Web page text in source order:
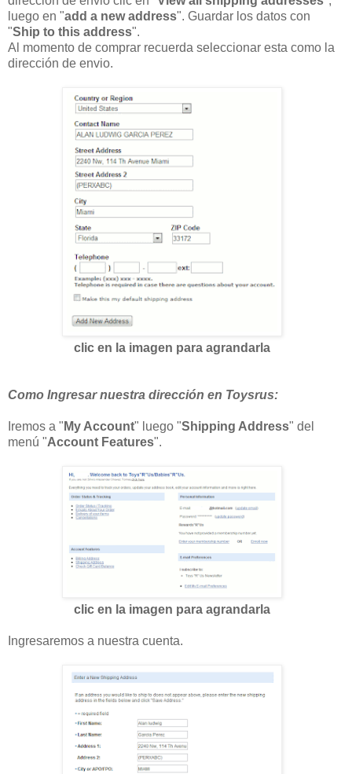
luego en "add a new address". Guardar los datos con
"Ship to this address".
Al momento de comprar recuerda seleccionar esta como la
dirección de envio.
clic en la imagen para agrandarla
Como Ingresar nuestra dirección en Toysrus:
Iremos a " My Account" luego "Shipping Address" del
menú "Account Features".
clic en la imagen para agrandarla
Ingresaremos a nuestra cuenta.